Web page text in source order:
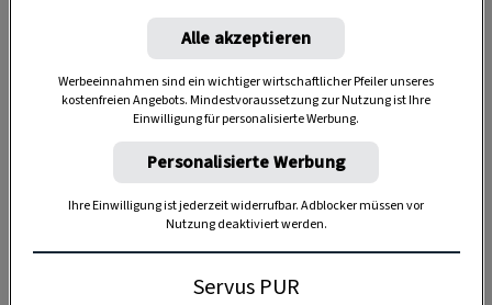
Alle akzeptieren
Werbeeinnahmen sind ein wichtiger wirtschaftlicher Pfeiler unseres
kostenfreien Angebots. Mindestvoraussetzung zur Nutzung ist Ihre
Einwilligung für personalisierte Werbung.
Personalisierte Werbung
Ihre Einwilligung ist jederzeit widerrufbar. Adblocker müssen vor
Nutzung deaktiviert werden.
Servus PUR